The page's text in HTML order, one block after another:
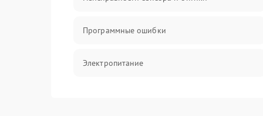
Программные ошибки
Электропитание